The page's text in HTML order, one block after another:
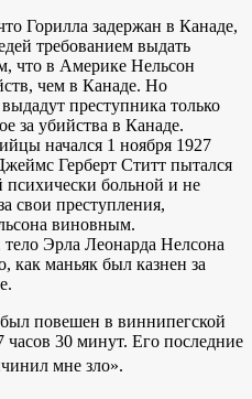
Горилла задержан в Канаде,
требованием выдать
что в Америке Нельсон
чем в Канаде. Но
преступника только
за убийства в Канаде.
начался 1 ноября 1927
Герберт Ститт пытался
психически больной и не
свои преступления,
виновным.
Эрла Леонарда Нелсона
маньяк был казнен за
повешен в виннипегской
часов 30 минут. Его последние
мне зло».